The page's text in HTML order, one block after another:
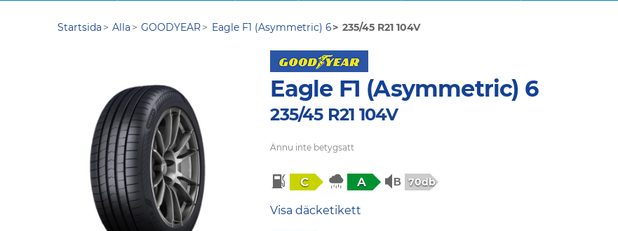
Startsida Alla GOODYEAR Eagle F1 (Asymmetric) 6 235/45 R21 104V
Eagle F1 (Asymmetric) 6
235/45 R21 104V
Ännu inte betygsatt
C A 70db
Visa däcketikett